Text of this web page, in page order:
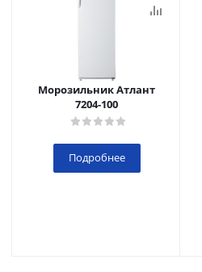
Морозильник Атлант
7204-100
Подробнее